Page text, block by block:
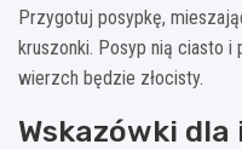
Przygotuj posypkę,
kruszonki. Posyp nią ciasto
wierzch będzie złocisty.
Wskazówki